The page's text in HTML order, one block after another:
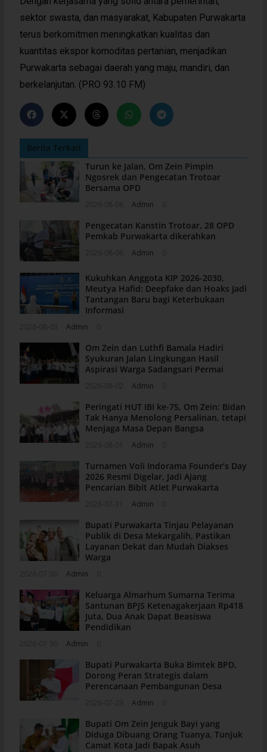
sektor swasta, dan masyarakat, Kabupaten Purwakarta
terus berkomitmen meningkatkan kualitas dan
kuantitas ekspor komoditas pertanian, menjadikan
Purwakarta sebagai daerah yang maju, mandiri, dan
berkelanjutan. (PRO 93.10 FM)
Berita Terkait
Turun ke Jalan, Om Zein Pimpin
Ngosrek dan Pengecatan Trotoar
Bersama OPD
Admin
Pengecatan Kanstin Trotoar, 28 OPD
Pemkab Purwakarta dikerahkan
Admin
Kukuhkan Anggota KIP 2026-2030,
Meutya Hafid: Deepfake dan Hoaks Jadi
Tantangan Baru bagi Keterbukaan
Informasi
Admin
Om Zein dan Luthfi Bamala Hadiri
Syukuran Jalan Lingkungan Hasil
Aspirasi Warga Sadangsari Permai
Admin
Peringati HUT IBI ke-75, Om Zein: Bidan
Tak Hanya Menolong Persalinan, tetapi
Menjaga Masa Depan Bangsa
Admin
Turnamen Voli Indorama Founder’s Day
2026 Resmi Digelar, Jadi Ajang
Pencarian Bibit Atlet Purwakarta
Admin
Bupati Purwakarta Tinjau Pelayanan
Publik di Desa Mekargalih, Pastikan
Layanan Dekat dan Mudah Diakses
Warga
Admin
Keluarga Almarhum Sumarna Terima
Santunan BPJS Ketenagakerjaan Rp418
Juta, Dua Anak Dapat Beasiswa
Pendidikan
Admin
Bupati Purwakarta Buka Bimtek BPD,
Dorong Peran Strategis dalam
Perencanaan Pembangunan Desa
Admin
Bupati Om Zein Jenguk Bayi yang
Diduga Dibuang Orang Tuanya, Tunjuk
Camat Kota Jadi Bapak Asuh